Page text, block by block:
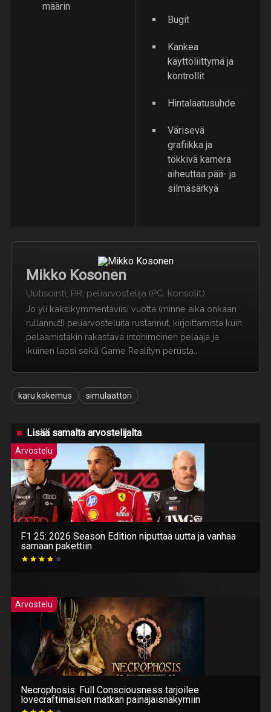
määrin
Bugit
Kankea
käyttöliittymä ja
kontrollit
Hintalaatusuhde
Värisevä
grafiikka ja
tökkivä kamera
aiheuttaa pää- ja
silmäsärkyä
Mikko Kosonen
Uutisointi, PR, peliarvostelija (PC, konsolit)
Jo yli kaksikymmentäviisi vuotta (minne aika onkaan
rullannut!) peliarvosteluita rustannut, kirjoittamista kuin
pelaamistakin rakastava intohimoinen pelaaja ja
ikuinen lapsi sekä Game Realityn perusta...
karu kokemus simulaattori
Lisää samalta arvostelijalta
Arvostelu
F1 25: 2026 Season Edition niputtaa uutta ja vanhaa
samaan pakettiin
Arvostelu
Necrophosis: Full Consciousness tarjoilee
lovecraftimaisen matkan painajaisnäkymiin